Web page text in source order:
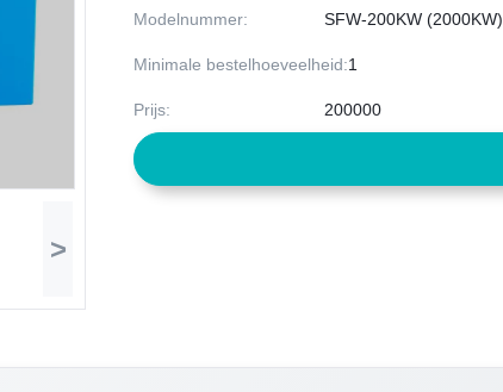
>
Modelnummer: SFW-200KW (2000KW)
Minimale bestelhoeveelheid:1
Prijs: 200000